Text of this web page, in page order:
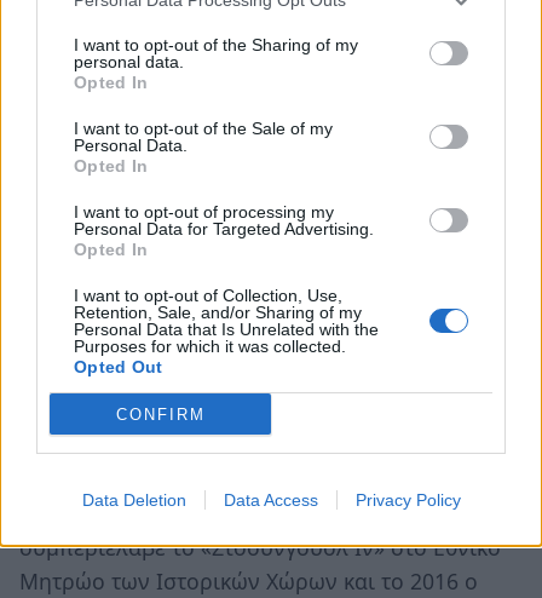
I want to opt-out of the Sharing of my
personal data.
Opted In
I want to opt-out of the Sale of my
Personal Data.
Opted In
I want to opt-out of processing my
Personal Data for Targeted Advertising.
Opted In
I want to opt-out of Collection, Use,
Retention, Sale, and/or Sharing of my
Personal Data that Is Unrelated with the
Purposes for which it was collected.
Opted Out
CONFIRM
Data Deletion Data Access Privacy Policy
Τα επόμενα χρόνια τα πράγματα θα αλλάξουν
ριζικά όσον αφορά την αντιμετώπιση των
Το 1999 η Υπηρεσία Εθνικών Πάρκων των ΗΠΑ
συμπεριέλαβε το «Στόουνγουολ Ιν» στο Εθνικό
Μητρώο των Ιστορικών Χώρων και το 2016 ο